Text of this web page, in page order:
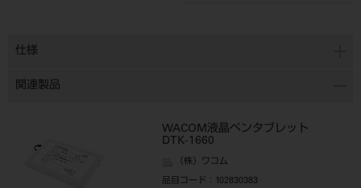
仕様
関連製品
WACOM液晶ペンタブレット
DTK-1660
（株）ワコム
品目コード ：102830383